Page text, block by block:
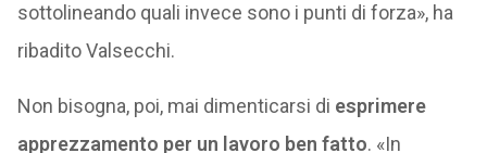
sottolineando quali invece sono i punti di forza», ha
ribadito Valsecchi.
Non bisogna, poi, mai dimenticarsi di esprimere
apprezzamento per un lavoro ben fatto. «In